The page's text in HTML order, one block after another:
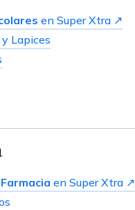
en Super Xtra ↗
Lapices
Farmacia en Super Xtra ↗